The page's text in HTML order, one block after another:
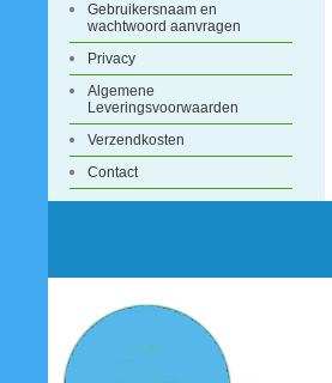
Gebruikersnaam en
wachtwoord aanvragen
Privacy
Algemene
Leveringsvoorwaarden
Verzendkosten
Contact